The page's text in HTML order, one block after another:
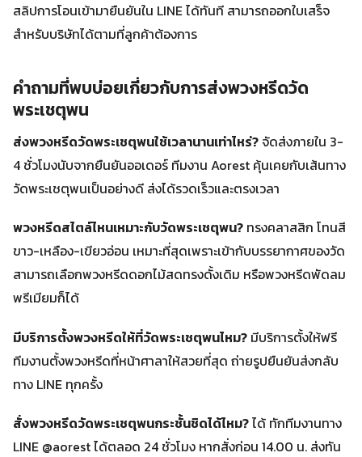
สลิปการโอนเข้ามายืนยันใน LINE ได้ทันที สามารถออกใบเสร็จ
สำหรับบริษัทได้ตามที่ลูกค้าต้องการ
คำถามที่พบบ่อยเกี่ยวกับการส่งพวงหรีดวัด
พระเชตุพน
ส่งพวงหรีดวัดพระเชตุพนใช้เวลานานเท่าไหร่?จัดส่งภายใน 3-
4 ชั่วโมงนับจากยืนยันออเดอร์ ทีมงาน Aorest คุ้นเคยกับเส้นทาง
วัดพระเชตุพนเป็นอย่างดี ส่งได้รวดเร็วและตรงเวลา
พวงหรีดสไตล์ไหนเหมาะกับวัดพระเชตุพน? ทรงคลาสสิก โทนสี
ขาว-เหลือง-เขียวอ่อน เหมาะที่สุดเพราะเข้ากับบรรยากาศของวัด
สามารถเลือกพวงหรีดดอกไม้สดทรงดั้งเดิม หรือพวงหรีดพัดลม
พรีเมียมก็ได้
มีบริการตั้งพวงหรีดให้ที่วัดพระเชตุพนไหม? มีบริการตั้งให้ฟรี
ทีมงานตั้งพวงหรีดที่หน้าศาลาให้สวยที่สุด ถ่ายรูปยืนยันส่งกลับ
ทาง LINE ทุกครั้ง
สั่งพวงหรีดวัดพระเชตุพนกระชั้นชิดได้ไหม?ได้ ทักทีมงานทาง
LINE @aorest ได้ตลอด 24 ชั่วโมง หากสั่งก่อน 14.00 น. ส่งทัน